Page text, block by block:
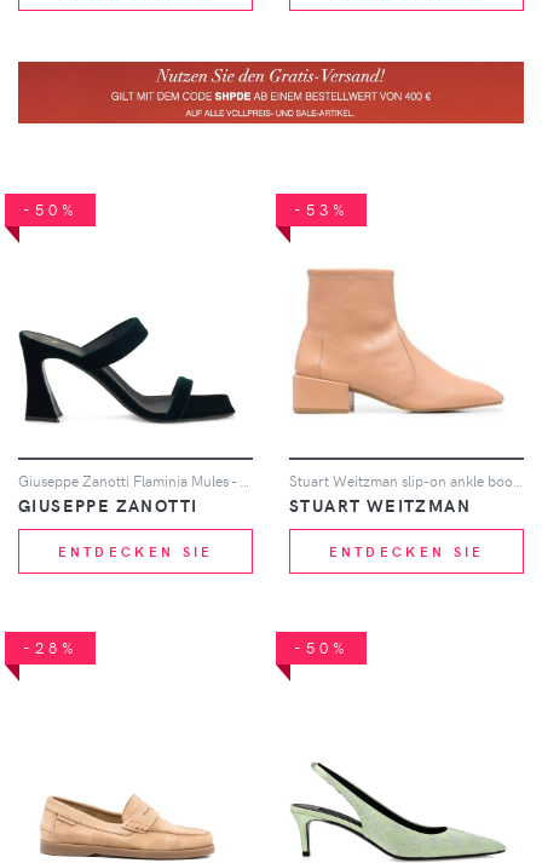
-50%
GIUSEPPE ZANOTTI
ENTDECKEN SIE
-53%
STUART WEITZMAN
ENTDECKEN SIE
-28% -50%